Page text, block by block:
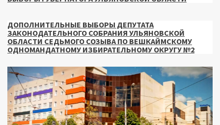
ДОПОЛНИТЕЛЬНЫЕ ВЫБОРЫ ДЕПУТАТА
ЗАКОНОДАТЕЛЬНОГО СОБРАНИЯ УЛЬЯНОВСКОЙ
ОБЛАСТИ СЕДЬМОГО СОЗЫВА ПО ВЕШКАЙМСКОМУ
ОДНОМАНДАТНОМУ ИЗБИРАТЕЛЬНОМУ ОКРУГУ №2